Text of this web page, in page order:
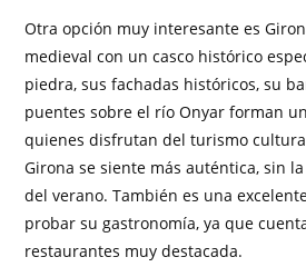
Otra opción muy interesante es
medieval con un casco histórico
piedra, sus fachadas históricos, su
puentes sobre el río Onyar forman
quienes disfrutan del turismo
Girona se siente más auténtica, sin
del verano. También es una
probar su gastronomía, ya que
restaurantes muy destacada.